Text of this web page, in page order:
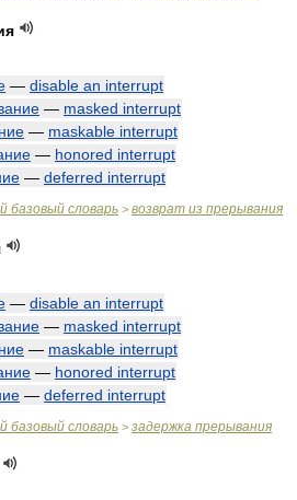
— disable an interrupt
— masked interrupt
— maskable interrupt
— honored interrupt
— deferred interrupt
базовый словарь > возврат из прерывания
— disable an interrupt
— masked interrupt
— maskable interrupt
— honored interrupt
— deferred interrupt
базовый словарь > задержка прерывания